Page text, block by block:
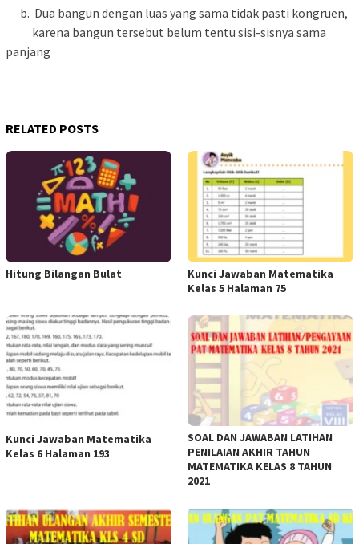
b. Dua bangun dengan luas yang sama tidak pasti kongruen,
karena bangun tersebut belum tentu sisi-sisnya sama
panjang
RELATED POSTS
Hitung Bilangan Bulat
Kunci Jawaban Matematika
Kelas 5 Halaman 75
Kunci Jawaban Matematika
Kelas 6 Halaman 193
SOAL DAN JAWABAN LATIHAN
PENILAIAN AKHIR TAHUN
MATEMATIKA KELAS 8 TAHUN
2021